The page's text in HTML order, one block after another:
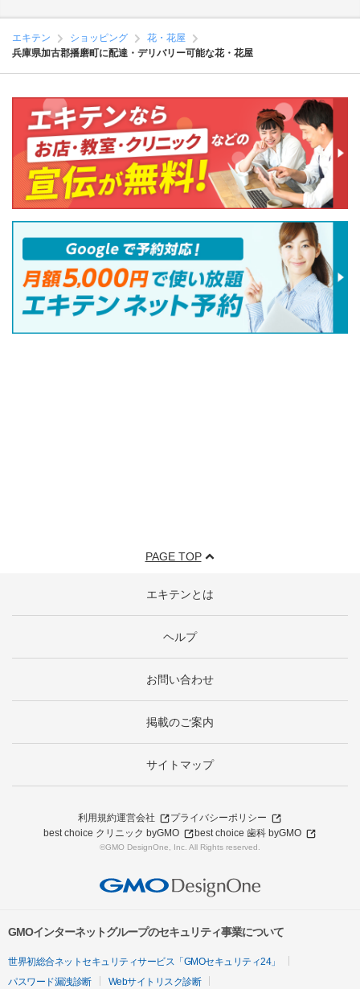
エキテン ショッピング
花・花屋
兵庫県加古郡播磨町に配達・デリバリー可能な花・花屋
PAGE TOP
エキテンとは
ヘルプ
お問い合わせ
掲載のご案内
サイトマップ
利用規約運営会社
プライバシーポリシー
best choice クリニック byGMO
best choice 歯科 byGMO
©GMO DesignOne, Inc. All Rights reserved.
GMOインターネットグループのセキュリティ事業について
世界初総合ネットセキュリティサービス「GMOセキュリティ24」
パスワード漏洩診断
Webサイトリスク診断